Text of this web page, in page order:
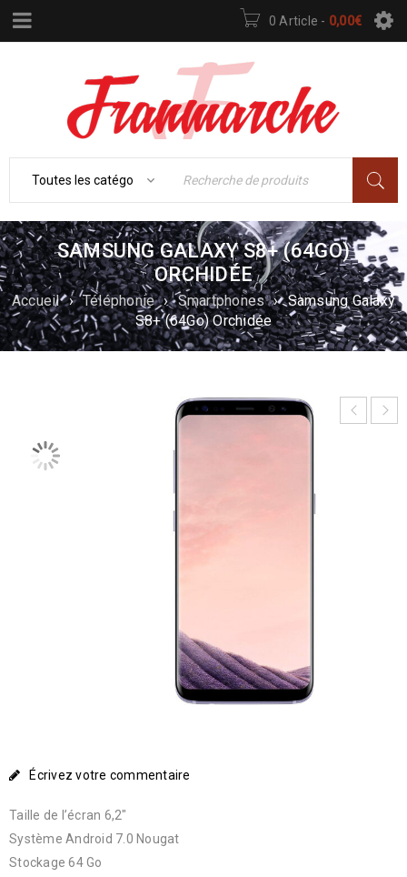
0 Article - 0,00€
SAMSUNG GALAXY S8+ (64GO)
ORCHIDÉE
Accueil › Téléphonie › Smartphones › Samsung Galaxy
S8+ (64Go) Orchidée
Écrivez votre commentaire
Taille de l’écran 6,2″
Système Android 7.0 Nougat
Stockage 64 Go